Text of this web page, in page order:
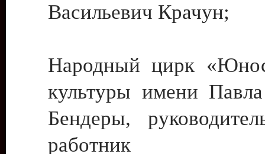
Васильевич Крачун;
Народный цирк
культуры имени
Бендеры,
работник